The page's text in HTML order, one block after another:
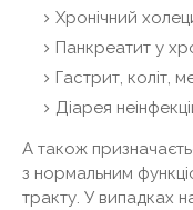
Хронічний
Панкреатит у
Гастрит, коліт,
Діарея
А також
з нормальним
тракту. У випадках